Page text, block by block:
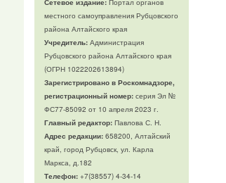
местного самоуправления Рубцовского
района Алтайского края
Учредитель:Администрация
Рубцовского района Алтайского края
(ОГРН 1022202613894)
Зарегистрировано в Роскомнадзоре,
регистрационный номер:серия Эл №
ФС77-85092 от 10 апреля 2023 г.
Главный редактор:Павлова С. Н.
Адрес редакции:658200, Алтайский
край, город Рубцовск, ул. Карла
Маркса, д.182
Телефон:+7(38557) 4-34-14